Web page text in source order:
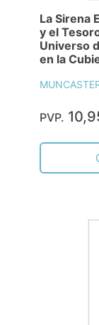
La Sirena
y el
Universo
en la
PVP.